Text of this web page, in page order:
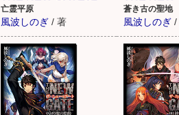
亡霊平原
風波しのぎ / 著
蒼き古の聖地
風波しのぎ /